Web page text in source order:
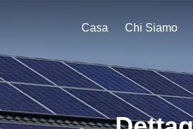
Casa Chi Siamo